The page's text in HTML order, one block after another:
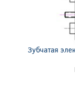
Зубчатая